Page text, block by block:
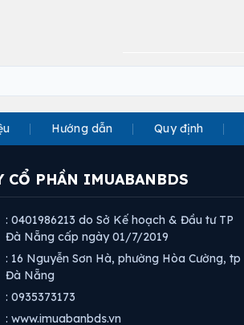
Hướng dẫn Quy định
CỔ PHẦN IMUABANBDS
: 0401986213 do Sở Kế hoạch & Đầu tư TP
Đà Nẵng cấp ngày 01/7/2019
: 16 Nguyễn Sơn Hà, phường Hòa Cường, tp
Đà Nẵng
: 0935373173
: www.imuabanbds.vn